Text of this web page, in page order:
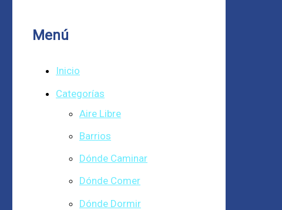
Menú
Inicio
Categorías
Aire Libre
Barrios
Dónde Caminar
Dónde Comer
Dónde Dormir